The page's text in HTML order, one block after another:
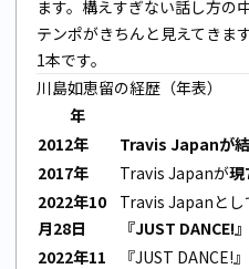
ます。構えすぎない話し方の
テンポがきちんと見えてきま
1本です。
川島如恵留の経歴（年表）
年
2012年
Travis Japanが
2017年
Travis Japanが現
2022年10
月28日
Travis Japanとし
『JUST DANCE!
2022年11
『JUST DANCE!